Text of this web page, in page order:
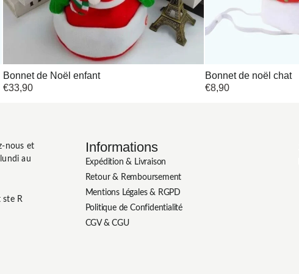
Bonnet de Noël enfant
€33,90
Bonnet de noël chat
€8,90
nous et
au
ste R
Informations
Expédition & Livraison
Retour & Remboursement
Mentions Légales & RGPD
Politique de Confidentialité
CGV & CGU